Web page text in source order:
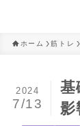
ホーム 筋トレ
基
影
2024
7/13